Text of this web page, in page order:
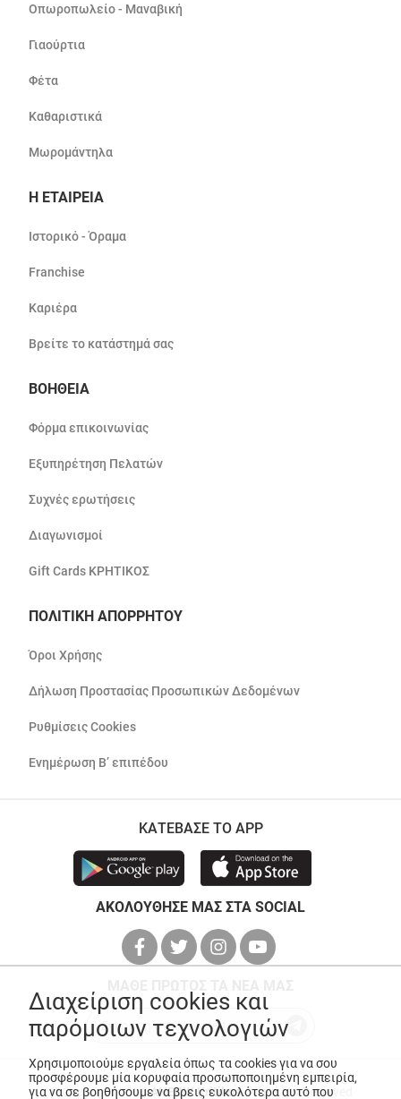
Οπωροπωλείο - Μαναβική
Γιαούρτια
Φέτα
Καθαριστικά
Μωρομάντηλα
Η ΕΤΑΙΡΕΙΑ
Ιστορικό - Όραμα
Franchise
Καριέρα
Βρείτε το κατάστημά σας
ΒΟΗΘΕΙΑ
Φόρμα επικοινωνίας
Εξυπηρέτηση Πελατών
Συχνές ερωτήσεις
Διαγωνισμοί
Gift Cards ΚΡΗΤΙΚΟΣ
ΠΟΛΙΤΙΚΗ ΑΠΟΡΡΗΤΟΥ
Όροι Χρήσης
Δήλωση Προστασίας Προσωπικών Δεδομένων
Ρυθμίσεις Cookies
Ενημέρωση Β’ επιπέδου
ΚΑΤΕΒΑΣΕ ΤΟ APP
ΑΚΟΛΟΥΘΗΣΕ ΜΑΣ ΣΤΑ SOCIAL
© Copyright 2026ANEDIK Kritikos. All Rights Reserved
Διαχείριση cookies και
παρόμοιων τεχνολογιών
Χρησιμοποιούμε εργαλεία όπως τα cookies για να σου
προσφέρουμε μία κορυφαία προσωποποιημένη εμπειρία,
για να σε βοηθήσουμε να βρεις ευκολότερα αυτό που